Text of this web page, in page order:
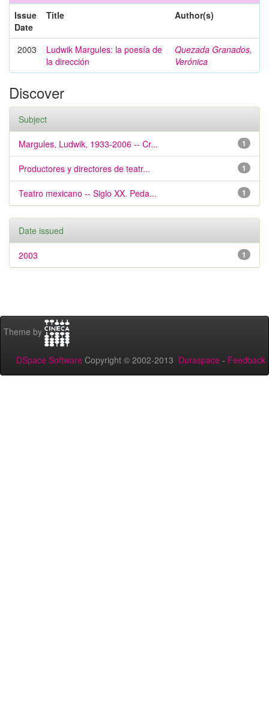
Issue
Date
Title Author(s)
2003
Ludwik Margules: la poesía de
la dirección
Quezada Granados,
Verónica
Discover
Subject
1
Margules, Ludwik, 1933-2006 -- Cr...
1
Productores y directores de teatr...
1
Teatro mexicano -- Siglo XX. Peda...
Date issued
1
2003
Theme by
DSpace Software Copyright © 2002-2013 Duraspace - Feedback